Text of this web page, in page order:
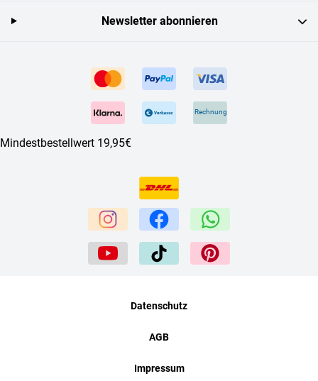
Rechnung
Mindestbestellwert 19,95€
Newsletter abonnieren
Datenschutz
AGB
Impressum